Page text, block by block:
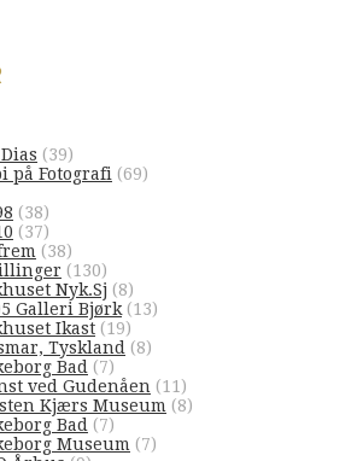
(39)
på Fotografi (69)
(38)
(37)
(38)
(130)
Nyk.Sj (8)
Galleri Bjørk (13)
Ikast (19)
Tyskland (8)
Bad (7)
ved Gudenåen (11)
Kjærs Museum (8)
Bad (7)
Museum (7)